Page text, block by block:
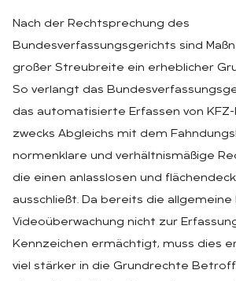
Nach der Rechtsprechung des
Bundesverfassungsgerichts sind
großer Streubreite ein erheblicher
So verlangt das
das automatisierte Erfassen von
zwecks Abgleichs mit dem
normenklare und verhältnismäßige
die einen anlasslosen und
ausschließt. Da bereits die allgemeine
Videoüberwachung nicht zur
Kennzeichen ermächtigt, muss dies
viel stärker in die Grundrechte